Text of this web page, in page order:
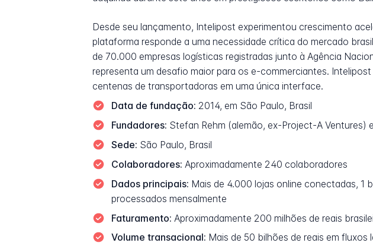
Desde seu lançamento, Intelipost experimentou crescimento
plataforma responde a uma necessidade crítica do mercado
de 70.000 empresas logísticas registradas junto à Agência
representa um desafio maior para os e-commerciantes.
centenas de transportadoras em uma única interface.
Data de fundação: 2014, em São Paulo, Brasil
Fundadores: Stefan Rehm (alemão, ex-Project-A Ventures)
Sede: São Paulo, Brasil
Colaboradores: Aproximadamente 240 colaboradores
Dados principais: Mais de 4.000 lojas online conectadas, 1
processados mensalmente
Faturamento: Aproximadamente 200 milhões de reais
Volume transacional: Mais de 50 bilhões de reais em